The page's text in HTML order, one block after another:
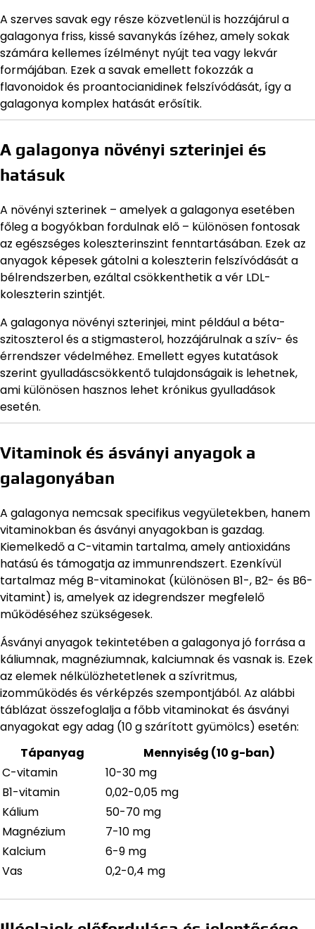
A szerves savak egy része közvetlenül is hozzájárul a
galagonya friss, kissé savanykás ízéhez, amely sokak
számára kellemes ízélményt nyújt tea vagy lekvár
formájában. Ezek a savak emellett fokozzák a
flavonoidok és proantocianidinek felszívódását, így a
galagonya komplex hatását erősítik.
A galagonya növényi szterinjei és
hatásuk
A növényi szterinek – amelyek a galagonya esetében
főleg a bogyókban fordulnak elő – különösen fontosak
az egészséges koleszterinszint fenntartásában. Ezek az
anyagok képesek gátolni a koleszterin felszívódását a
bélrendszerben, ezáltal csökkenthetik a vér LDL-
koleszterin szintjét.
A galagonya növényi szterinjei, mint például a béta-
szitoszterol és a stigmasterol, hozzájárulnak a szív- és
érrendszer védelméhez. Emellett egyes kutatások
szerint gyulladáscsökkentő tulajdonságaik is lehetnek,
ami különösen hasznos lehet krónikus gyulladások
esetén.
Vitaminok és ásványi anyagok a
galagonyában
A galagonya nemcsak specifikus vegyületekben, hanem
vitaminokban és ásványi anyagokban is gazdag.
Kiemelkedő a C-vitamin tartalma, amely antioxidáns
hatású és támogatja az immunrendszert. Ezenkívül
tartalmaz még B-vitaminokat (különösen B1-, B2- és B6-
vitamint) is, amelyek az idegrendszer megfelelő
működéséhez szükségesek.
Ásványi anyagok tekintetében a galagonya jó forrása a
káliumnak, magnéziumnak, kalciumnak és vasnak is. Ezek
az elemek nélkülözhetetlenek a szívritmus,
izomműködés és vérképzés szempontjából. Az alábbi
táblázat összefoglalja a főbb vitaminokat és ásványi
anyagokat egy adag (10 g szárított gyümölcs) esetén:
Tápanyag
Mennyiség (10 g-ban)
C-vitamin
10-30 mg
B1-vitamin
0,02-0,05 mg
Kálium
50-70 mg
Magnézium
7-10 mg
Kalcium
6-9 mg
Vas
0,2-0,4 mg